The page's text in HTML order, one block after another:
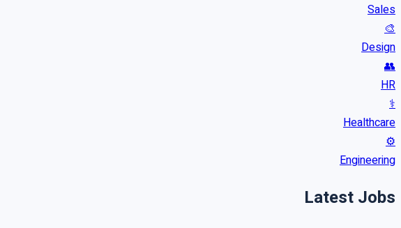
Sales
🎨
Design
👥
HR
⚕️
Healthcare
⚙️
Engineering
Latest Jobs